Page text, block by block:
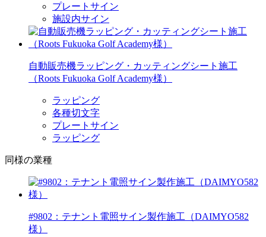
プレートサイン
施設内サイン
自動販売機ラッピング・カッティングシート施工
（Roots Fukuoka Golf Academy様）
ラッピング
各種切文字
プレートサイン
ラッピング
同様の業種
#9802：テナント電照サイン製作施工（DAIMYO582
様）